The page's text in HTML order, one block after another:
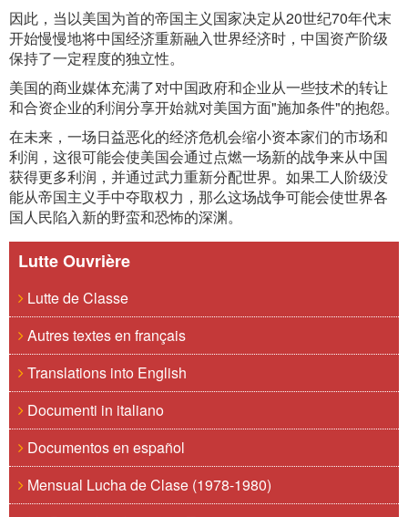
因此，当以美国为首的帝国主义国家决定从20世纪70年代末
开始慢慢地将中国经济重新融入世界经济时，中国资产阶级
保持了一定程度的独立性。
美国的商业媒体充满了对中国政府和企业从一些技术的转让
和合资企业的利润分享开始就对美国方面"施加条件"的抱怨。
在未来，一场日益恶化的经济危机会缩小资本家们的市场和
利润，这很可能会使美国会通过点燃一场新的战争来从中国
获得更多利润，并通过武力重新分配世界。如果工人阶级没
能从帝国主义手中夺取权力，那么这场战争可能会使世界各
国人民陷入新的野蛮和恐怖的深渊。
Lutte Ouvrière
Lutte de Classe
Autres textes en français
Translations into English
Documenti in italiano
Documentos en español
Mensual Lucha de Clase (1978-1980)